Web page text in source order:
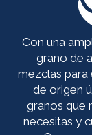
Con una
grano de
mezclas para
de origen
granos que
necesitas y